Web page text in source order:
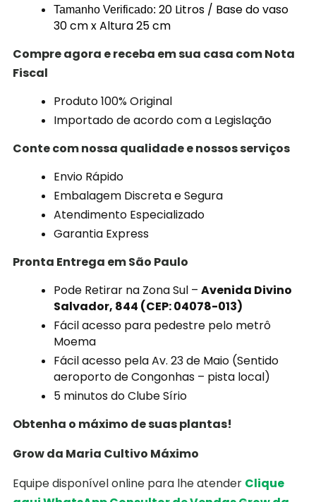
Tamanho Verificado:20 Litros / Base do vaso
30 cm x Altura 25 cm
Compre agora e receba em sua casa com Nota
Fiscal
Produto 100% Original
Importado de acordo com a Legislação
Conte com nossa qualidade e nossos serviços
Envio Rápido
Embalagem Discreta e Segura
Atendimento Especializado
Garantia Express
Pronta Entrega em São Paulo
Pode Retirar na Zona Sul –Avenida Divino
Salvador, 844 (CEP: 04078-013)
Fácil acesso para pedestre pelo metrô
Moema
Fácil acesso pela Av. 23 de Maio (Sentido
aeroporto de Congonhas – pista local)
5 minutos do Clube Sírio
Obtenha o máximo de suas plantas!
Grow da Maria Cultivo Máximo
Equipe disponível online para lhe atender Clique